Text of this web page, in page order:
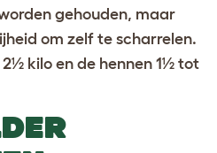
gehouden, maar
om zelf te scharrelen.
kilo en de hennen 1½ tot